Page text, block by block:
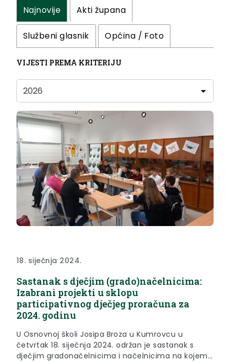
Najnovije Akti župana
Službeni glasnik Općina / Foto
VIJESTI PREMA KRITERIJU
18. siječnja 2024.
Sastanak s dječjim (grado)načelnicima:
Izabrani projekti u sklopu
participativnog dječjeg proračuna za
2024. godinu
U Osnovnoj školi Josipa Broza u Kumrovcu u
četvrtak 18. siječnja 2024. održan je sastanak s
dječjim gradonačelnicima i načelnicima na kojem